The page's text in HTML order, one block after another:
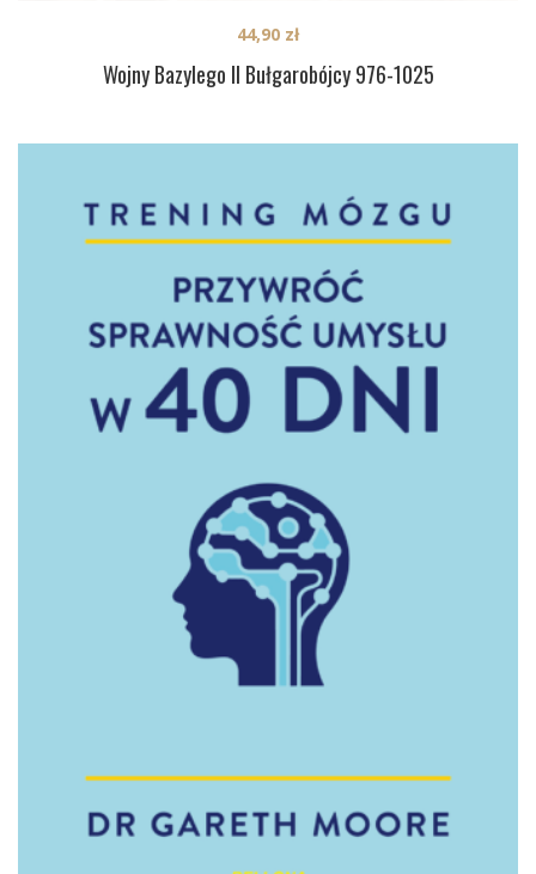
Wojny Bazylego II Bułgarobójcy 976-1025
44,90 zł